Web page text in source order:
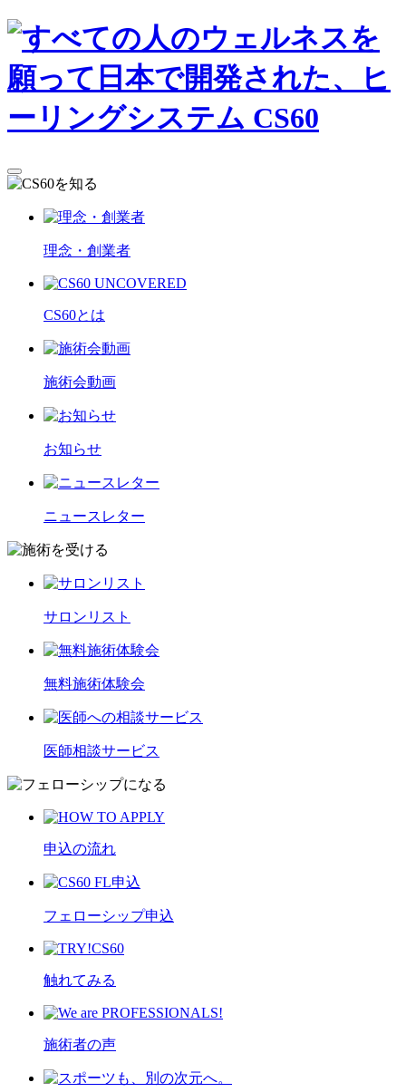
理念・創業者
CS60とは
施術会動画
お知らせ
ニュースレター
サロンリスト
無料施術体験会
医師相談サービス
申込の流れ
フェローシップ申込
触れてみる
施術者の声